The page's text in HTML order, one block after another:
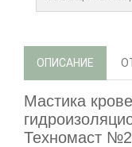
ОПИСАНИЕ
Мастика
Техномаст